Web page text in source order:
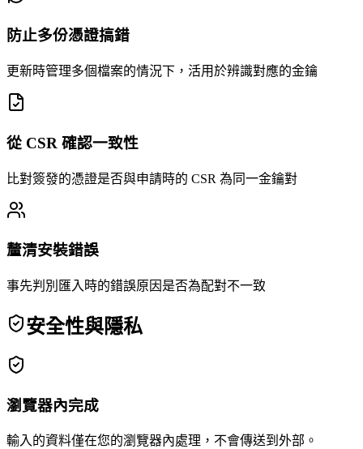
防止多份憑證搞錯
更新時管理多個檔案的情況下，活用於辨識對應的金鑰
從 CSR 確認一致性
比對簽發的憑證是否與申請時的 CSR 為同一金鑰對
釐清安裝錯誤
事先判別匯入時的錯誤原因是否為配對不一致
安全性與隱私
瀏覽器內完成
輸入的資料僅在您的瀏覽器內處理，不會傳送到外部。